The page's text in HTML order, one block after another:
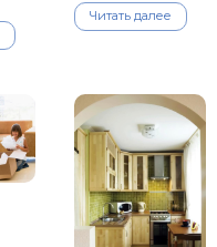
Читать далее